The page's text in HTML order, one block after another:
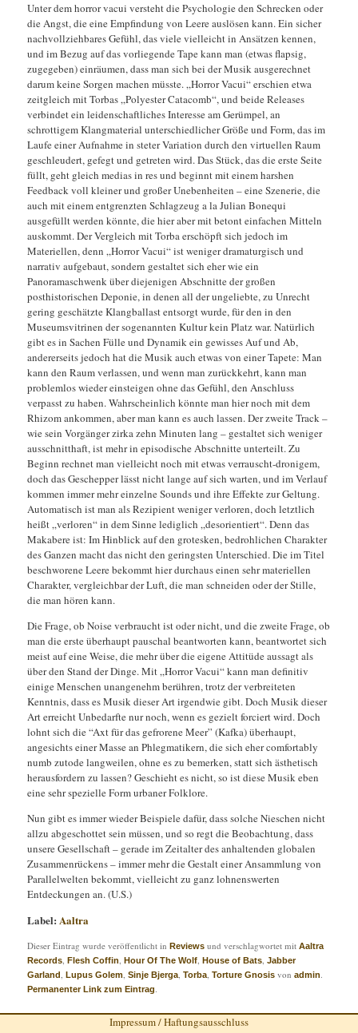
Unter dem horror vacui versteht die Psychologie den Schrecken oder
die Angst, die eine Empfindung von Leere auslösen kann. Ein sicher
nachvollziehbares Gefühl, das viele vielleicht in Ansätzen kennen,
und im Bezug auf das vorliegende Tape kann man (etwas flapsig,
zugegeben) einräumen, dass man sich bei der Musik ausgerechnet
darum keine Sorgen machen müsste. „Horror Vacui“ erschien etwa
zeitgleich mit Torbas „Polyester Catacomb“, und beide Releases
verbindet ein leidenschaftliches Interesse am Gerümpel, an
schrottigem Klangmaterial unterschiedlicher Größe und Form, das im
Laufe einer Aufnahme in steter Variation durch den virtuellen Raum
geschleudert, gefegt und getreten wird. Das Stück, das die erste Seite
füllt, geht gleich medias in res und beginnt mit einem harshen
Feedback voll kleiner und großer Unebenheiten – eine Szenerie, die
auch mit einem entgrenzten Schlagzeug a la Julian Bonequi
ausgefüllt werden könnte, die hier aber mit betont einfachen Mitteln
auskommt. Der Vergleich mit Torba erschöpft sich jedoch im
Materiellen, denn „Horror Vacui“ ist weniger dramaturgisch und
narrativ aufgebaut, sondern gestaltet sich eher wie ein
Panoramaschwenk über diejenigen Abschnitte der großen
posthistorischen Deponie, in denen all der ungeliebte, zu Unrecht
gering geschätzte Klangballast entsorgt wurde, für den in den
Museumsvitrinen der sogenannten Kultur kein Platz war. Natürlich
gibt es in Sachen Fülle und Dynamik ein gewisses Auf und Ab,
andererseits jedoch hat die Musik auch etwas von einer Tapete: Man
kann den Raum verlassen, und wenn man zurückkehrt, kann man
problemlos wieder einsteigen ohne das Gefühl, den Anschluss
verpasst zu haben. Wahrscheinlich könnte man hier noch mit dem
Rhizom ankommen, aber man kann es auch lassen. Der zweite Track –
wie sein Vorgänger zirka zehn Minuten lang – gestaltet sich weniger
ausschnitthaft, ist mehr in episodische Abschnitte unterteilt. Zu
Beginn rechnet man vielleicht noch mit etwas verrauscht-dronigem,
doch das Geschepper lässt nicht lange auf sich warten, und im Verlauf
kommen immer mehr einzelne Sounds und ihre Effekte zur Geltung.
Automatisch ist man als Rezipient weniger verloren, doch letztlich
heißt „verloren“ in dem Sinne lediglich „desorientiert“. Denn das
Makabere ist: Im Hinblick auf den grotesken, bedrohlichen Charakter
des Ganzen macht das nicht den geringsten Unterschied. Die im Titel
beschworene Leere bekommt hier durchaus einen sehr materiellen
Charakter, vergleichbar der Luft, die man schneiden oder der Stille,
die man hören kann.
Die Frage, ob Noise verbraucht ist oder nicht, und die zweite Frage, ob
man die erste überhaupt pauschal beantworten kann, beantwortet sich
meist auf eine Weise, die mehr über die eigene Attitüde aussagt als
über den Stand der Dinge. Mit „Horror Vacui“ kann man definitiv
einige Menschen unangenehm berühren, trotz der verbreiteten
Kenntnis, dass es Musik dieser Art irgendwie gibt. Doch Musik dieser
Art erreicht Unbedarfte nur noch, wenn es gezielt forciert wird. Doch
lohnt sich die “Axt für das gefrorene Meer” (Kafka) überhaupt,
angesichts einer Masse an Phlegmatikern, die sich eher comfortably
numb zutode langweilen, ohne es zu bemerken, statt sich ästhetisch
herausfordern zu lassen? Geschieht es nicht, so ist diese Musik eben
eine sehr spezielle Form urbaner Folklore.
Nun gibt es immer wieder Beispiele dafür, dass solche Nieschen nicht
allzu abgeschottet sein müssen, und so regt die Beobachtung, dass
unsere Gesellschaft – gerade im Zeitalter des anhaltenden globalen
Zusammenrückens – immer mehr die Gestalt einer Ansammlung von
Parallelwelten bekommt, vielleicht zu ganz lohnenswerten
Entdeckungen an. (U.S.)
Label:Aaltra
Dieser Eintrag wurde veröffentlicht inReviews und verschlagwortet mitAaltra
Records,Flesh Coffin,Hour Of The Wolf,House of Bats,Jabber
Garland,Lupus Golem,Sinje Bjerga,Torba,Torture Gnosis vonadmin.
Permanenter Link zum Eintrag.
Impressum / Haftungsausschluss